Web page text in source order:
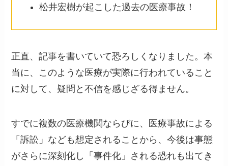
松井宏樹が起こした過去の医療事故！
正直、記事を書いていて恐ろしくなりました。本
当に、このような医療が実際に行われていること
に対して、疑問と不信を感じざる得ません。
すでに複数の医療機関ならびに、医療事故による
「訴訟」なども想定されることから、今後は事態
がさらに深刻化し「事件化」される恐れも出てき